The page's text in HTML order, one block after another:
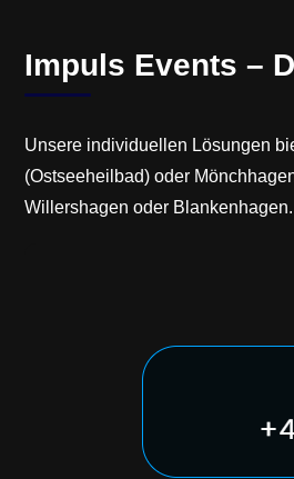
Impuls Events –
Unsere individuellen Lösungen
(Ostseeheilbad) oder
Willershagen oder Blankenhagen.